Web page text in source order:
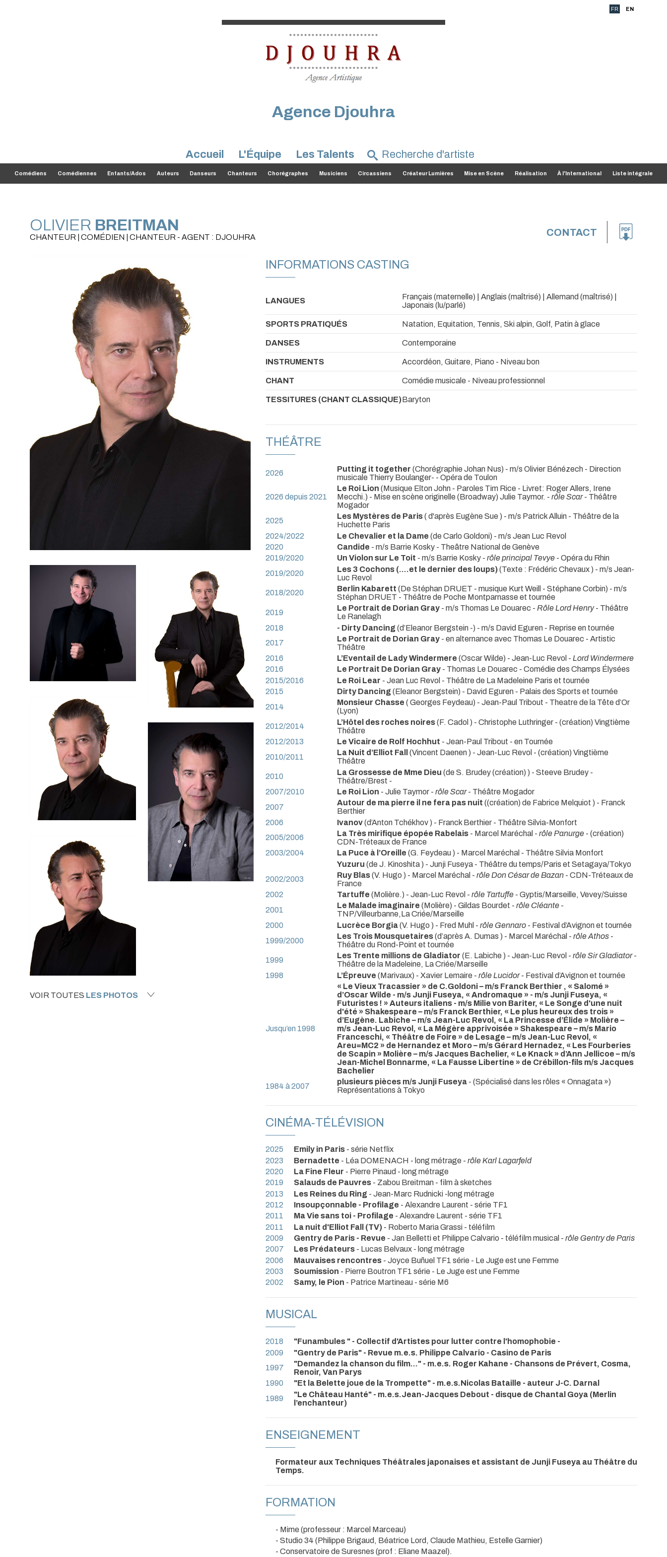
FR EN
Agence Djouhra
Accueil L'Équipe Les Talents
Comédiens Comédiennes Enfants/Ados Auteurs Danseurs Chanteurs Chorégraphes Musiciens Circassiens Créateur Lumières Mise en Scène Réalisation À l'International Liste intégrale
OLIVIER BREITMAN
CHANTEUR | COMÉDIEN | CHANTEUR - AGENT : DJOUHRA CONTACT
VOIR TOUTES LES PHOTOS
INFORMATIONS CASTING
LANGUES
Français (maternelle) | Anglais (maîtrisé) | Allemand (maîtrisé) |
Japonais (lu/parlé)
SPORTS PRATIQUÉS Natation, Equitation, Tennis, Ski alpin, Golf, Patin à glace
DANSES Contemporaine
INSTRUMENTS Accordéon, Guitare, Piano - Niveau bon
CHANT Comédie musicale - Niveau professionnel
TESSITURES (CHANT CLASSIQUE)Baryton
THÉÂTRE
2026 Putting it together (Chorégraphie Johan Nus) - m/s Olivier Bénézech - Direction
musicale Thierry Boulanger- - Opéra de Toulon
2026 depuis 2021
Le Roi Lion (Musique Elton John - Paroles Tim Rice - Livret: Roger Allers, Irene
Mecchi.) - Mise en scène originelle (Broadway) Julie Taymor. - rôle Scar- Théâtre
Mogador
2025
Les Mystères de Paris( d'après Eugène Sue ) - m/s Patrick Alluin - Théâtre de la
Huchette Paris
2024/2022
Le Chevalier et la Dame (de Carlo Goldoni) - m/s Jean Luc Revol
2020
Candide - m/s Barrie Kosky - Theâtre National de Genève
2019/2020
Un Violon sur Le Toit - m/s Barrie Kosky - rôle principal Tevye - Opéra du Rhin
2019/2020
Les 3 Cochons (....et le dernier des loups)(Texte : Frédéric Chevaux ) - m/s Jean-
Luc Revol
2018/2020
Berlin Kabarett (De Stéphan DRUET - musique Kurt Weill - Stéphane Corbin) - m/s
Stéphan DRUET - Théâtre de Poche Montparnasse et tournée
2019
Le Portrait de Dorian Gray - m/s Thomas Le Douarec - Rôle Lord Henry- Théâtre
Le Ranelagh
2018
- Dirty Dancing (d’Eleanor Bergstein -) - m/s David Eguren - Reprise en tournée
2017
Le Portrait de Dorian Gray - en alternance avec Thomas Le Douarec - Artistic
Théâtre
2016
L’Eventail de Lady Windermere (Oscar Wilde) - Jean-Luc Revol - Lord Windermere
2016
Le Portrait De Dorian Gray - Thomas Le Douarec - Comédie des Champs Élysées
2015/2016
Le Roi Lear - Jean Luc Revol - Théâtre de La Madeleine Paris et tournée
2015
Dirty Dancing (Eleanor Bergstein) - David Eguren - Palais des Sports et tournée
2014
Monsieur Chasse ( Georges Feydeau) - Jean-Paul Tribout - Theatre de la Tête d’Or
(Lyon)
2012/2014
L’Hôtel des roches noires(F. Cadol ) - Christophe Luthringer - (création) Vingtième
Théâtre
2012/2013
Le Vicaire de Rolf Hochhut - Jean-Paul Tribout - en Tournée
2010/2011
La Nuit d’Elliot Fall (Vincent Daenen ) - Jean-Luc Revol - (création) Vingtième
Théâtre
2010
La Grossesse de Mme Dieu (de S. Brudey (création) ) - Steeve Brudey -
Théâtre/Brest -
2007/2010
Le Roi Lion - Julie Taymor - rôle Scar- Théâtre Mogador
2007
Autour de ma pierre il ne fera pas nuit ((création) de Fabrice Melquiot ) - Franck
Berthier
2006
Ivanov(d’Anton Tchékhov ) - Franck Berthier - Théâtre Silvia-Monfort
2005/2006
La Très mirifique épopée Rabelais - Marcel Maréchal - rôle Panurge - (création)
CDN-Tréteaux de France
2003/2004
La Puce à l’Oreille (G. Feydeau ) - Marcel Maréchal - Théâtre Silvia Monfort
Yuzuru (de J. Kinoshita ) - Junji Fuseya - Théâtre du temps/Paris et Setagaya/Tokyo
2002/2003
Ruy Blas(V. Hugo ) - Marcel Maréchal - rôle Don César de Bazan - CDN-Tréteaux de
France
2002
Tartuffe (Molière.) - Jean-Luc Revol - rôle Tartuffe - Gyptis/Marseille, Vevey/Suisse
2001
Le Malade imaginaire (Molière) - Gildas Bourdet - rôle Cléante -
TNP/Villeurbanne,La Criée/Marseille
2000
Lucrèce Borgia(V. Hugo ) - Fred Muhl - rôle Gennaro - Festival d’Avignon et tournée
1999/2000
Les Trois Mousquetaires(d’après A. Dumas ) - Marcel Maréchal - rôle Athos -
Théâtre du Rond-Point et tournée
1999
Les Trente millions de Gladiator (E. Labiche ) - Jean-Luc Revol - rôle Sir Gladiator-
Théâtre de la Madeleine, La Criée/Marseille
1998
L’Épreuve (Marivaux) - Xavier Lemaire - rôle Lucidor- Festival d’Avignon et tournée
Jusqu’en 1998
« Le Vieux Tracassier » de C.Goldoni – m/s Franck Berthier , « Salomé »
d’Oscar Wilde - m/s Junji Fuseya, « Andromaque » - m/s Junji Fuseya, «
Futuristes ! » Auteurs italiens - m/s Milie von Bariter, « Le Songe d'une nuit
d'été » Shakespeare – m/s Franck Berthier, « Le plus heureux des trois »
d’Eugène. Labiche – m/s Jean-Luc Revol, « La Princesse d’Élide » Molière –
m/s Jean-Luc Revol, « La Mégère apprivoisée » Shakespeare – m/s Mario
Franceschi, « Théâtre de Foire » de Lesage – m/s Jean-Luc Revol, «
Areu=MC2 » de Hernandez et Moro – m/s Gérard Hernadez, « Les Fourberies
de Scapin » Molière – m/s Jacques Bachelier, « Le Knack » d’Ann Jellicoe – m/s
Jean-Michel Bonnarme, « La Fausse Libertine » de Crébillon-fils m/s Jacques
Bachelier
1984 à 2007
plusieurs pièces m/s Junji Fuseya - (Spécialisé dans les rôles « Onnagata »)
Représentations à Tokyo
CINÉMA-TÉLÉVISION
2025 Emily in Paris - série Netflix
2023
Bernadette - Léa DOMENACH - long métrage - rôle Karl Lagarfeld
2020
La Fine Fleur - Pierre Pinaud - long métrage
2019
Salauds de Pauvres - Zabou Breitman - film à sketches
2013
Les Reines du Ring - Jean-Marc Rudnicki -long métrage
2012
Insoupçonnable - Profilage - Alexandre Laurent - série TF1
2011
Ma Vie sans toi - Profilage - Alexandre Laurent - série TF1
2011
La nuit d'Elliot Fall (TV) - Roberto Maria Grassi - téléfilm
2009
Gentry de Paris - Revue - Jan Belletti et Philippe Calvario - téléfilm musical - rôle Gentry de Paris
2007
Les Prédateurs - Lucas Belvaux - long métrage
2006
Mauvaises rencontres - Joyce Buñuel TF1 série - Le Juge est une Femme
2003
Soumission - Pierre Boutron TF1 série - Le Juge est une Femme
2002
Samy, le Pion - Patrice Martineau - série M6
MUSICAL
2018
"Funambules " - Collectif d'Artistes pour lutter contre l'homophobie -
2009
"Gentry de Paris" - Revue m.e.s. Philippe Calvario - Casino de Paris
1997
"Demandez la chanson du film..." - m.e.s. Roger Kahane - Chansons de Prévert, Cosma,
Renoir, Van Parys
1990
"Et la Belette joue de la Trompette" - m.e.s.Nicolas Bataille - auteur J-C. Darnal
1989
"Le Château Hanté" - m.e.s.Jean-Jacques Debout - disque de Chantal Goya (Merlin
l’enchanteur)
ENSEIGNEMENT
Formateur aux Techniques Théâtrales japonaises et assistant de Junji Fuseya au Théâtre du
Temps.
FORMATION
- Mime (professeur : Marcel Marceau)
- Studio 34 (Philippe Brigaud, Béatrice Lord, Claude Mathieu, Estelle Garnier)
- Conservatoire de Suresnes (prof : Eliane Maazel).